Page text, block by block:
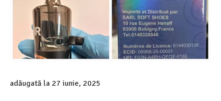
adăugată la 27 iunie, 2025